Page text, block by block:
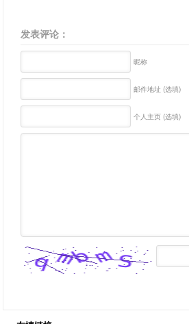
发表评论：
昵称
邮件地址 (选填)
个人主页 (选填)